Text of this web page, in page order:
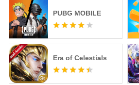
PUBG MOBILE
Era of Celestials